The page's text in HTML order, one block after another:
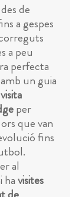
de
a gespes
a peu
perfecta
un guia
visita
per
que van
fins
al
havisites